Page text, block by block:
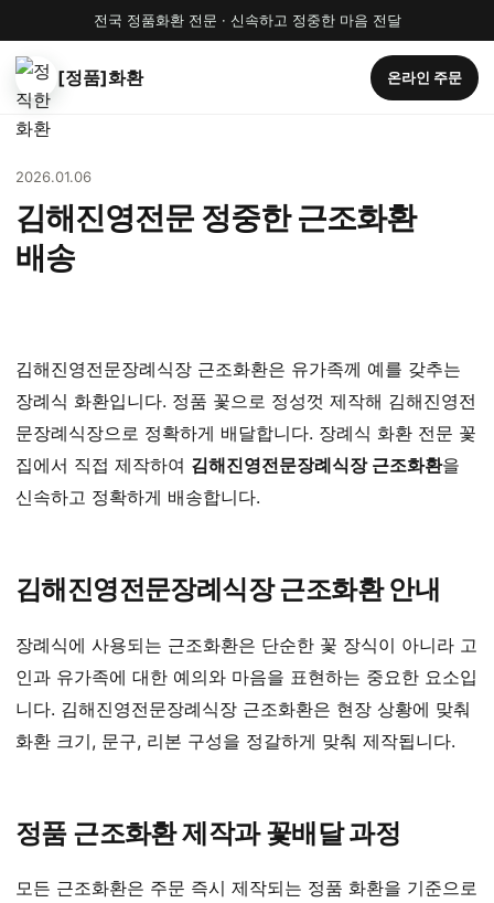
전국 정품화환 전문 · 신속하고 정중한 마음 전달
[정품]화환 온라인 주문
2026.01.06
김해진영전문 정중한 근조화환
배송
김해진영전문장례식장 근조화환은 유가족께 예를 갖추는
장례식 화환입니다. 정품 꽃으로 정성껏 제작해 김해진영전
문장례식장으로 정확하게 배달합니다. 장례식 화환 전문 꽃
집에서 직접 제작하여 김해진영전문장례식장 근조화환을
신속하고 정확하게 배송합니다.
김해진영전문장례식장 근조화환 안내
장례식에 사용되는 근조화환은 단순한 꽃 장식이 아니라 고
인과 유가족에 대한 예의와 마음을 표현하는 중요한 요소입
니다. 김해진영전문장례식장 근조화환은 현장 상황에 맞춰
화환 크기, 문구, 리본 구성을 정갈하게 맞춰 제작됩니다.
정품 근조화환 제작과 꽃배달 과정
모든 근조화환은 주문 즉시 제작되는 정품 화환을 기준으로